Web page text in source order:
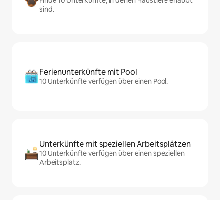
sind.
Ferienunterkünfte mit Pool
10 Unterkünfte verfügen über einen Pool.
Unterkünfte mit speziellen Arbeitsplätzen
10 Unterkünfte verfügen über einen speziellen
Arbeitsplatz.